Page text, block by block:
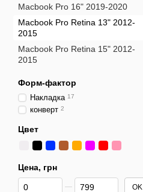
Macbook Pro 16" 2019-2020
Macbook Pro Retina 13" 2012-
2015
Macbook Pro Retina 15" 2012-
2015
Форм-фактор
Накладка 17
конверт 2
Цвет
Цена, грн
От Цена, грн
До Цена, грн OK